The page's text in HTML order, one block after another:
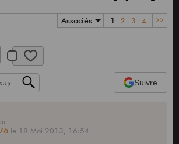
Associés 1 2 3 4 >>
Suivre
le 18 Mai 2013, 16:54